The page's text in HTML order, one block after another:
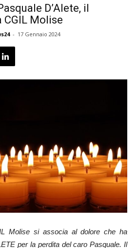
D’Alete, il
Molise
- 17 Gennaio 2024
Molise si associa al dolore che ha
per la perdita del caro Pasquale. Il